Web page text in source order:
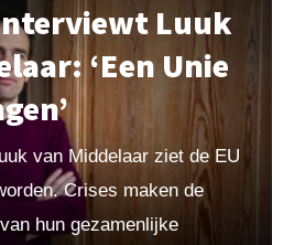
Luuk
‘Een Unie
van Middelaar ziet de EU
Crises maken de
hun gezamenlijke